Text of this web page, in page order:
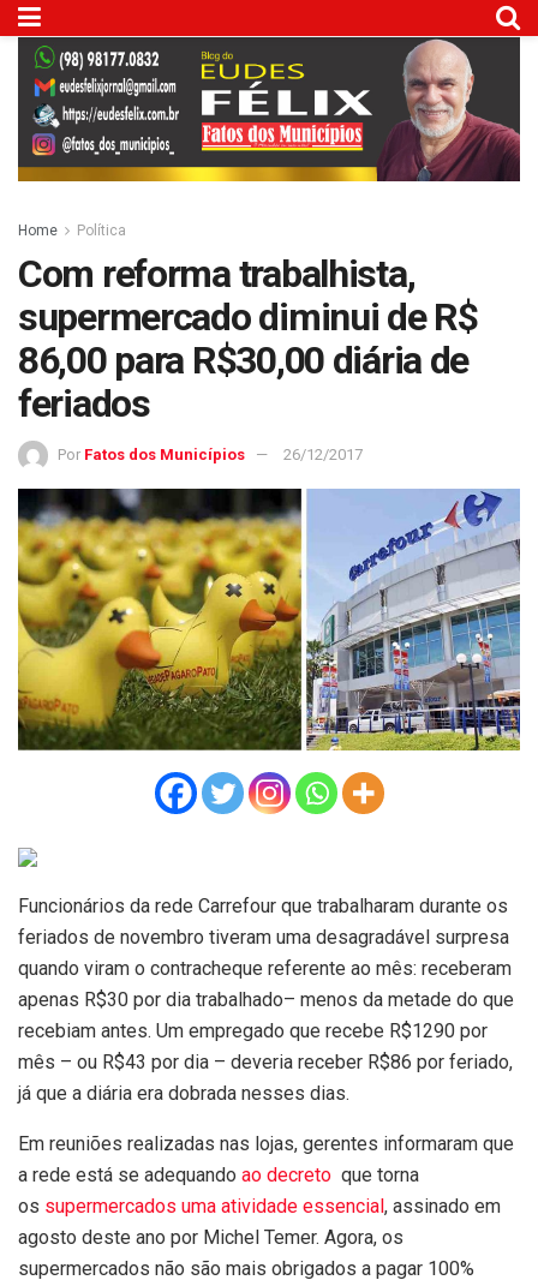
Home Política
Com reforma trabalhista,
supermercado diminui de R$
86,00 para R$30,00 diária de
feriados
Por Fatos dos Municípios 26/12/2017
Funcionários da rede Carrefour que trabalharam durante os
feriados de novembro tiveram uma desagradável surpresa
quando viram o contracheque referente ao mês: receberam
apenas R$30 por dia trabalhado– menos da metade do que
recebiam antes. Um empregado que recebe R$1290 por
mês – ou R$43 por dia – deveria receber R$86 por feriado,
já que a diária era dobrada nesses dias.
Em reuniões realizadas nas lojas, gerentes informaram que
a rede está se adequando ao decreto que torna
os supermercados uma atividade essencial , assinado em
agosto deste ano por Michel Temer. Agora, os
supermercados não são mais obrigados a pagar 100%